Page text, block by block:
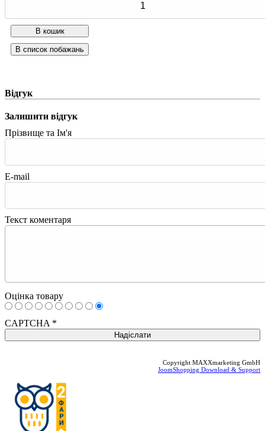
Відгук
Залишити відгук
Прізвище та Ім'я
E-mail
Текст коментаря
Оцінка товару
CAPTCHA *
Copyright MAXXmarketing GmbH
JoomShopping Download & Support